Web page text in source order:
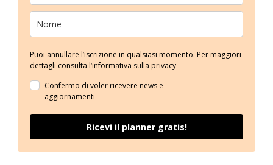
Puoi annullare l’iscrizione in qualsiasi momento. Per maggiori
dettagli consulta l‘informativa sulla privacy
Confermo di voler ricevere news e
aggiornamenti
Ricevi il planner gratis!